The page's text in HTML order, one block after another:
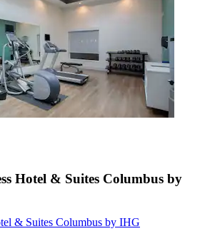
Hotel & Suites Columbus by
& Suites Columbus by IHG